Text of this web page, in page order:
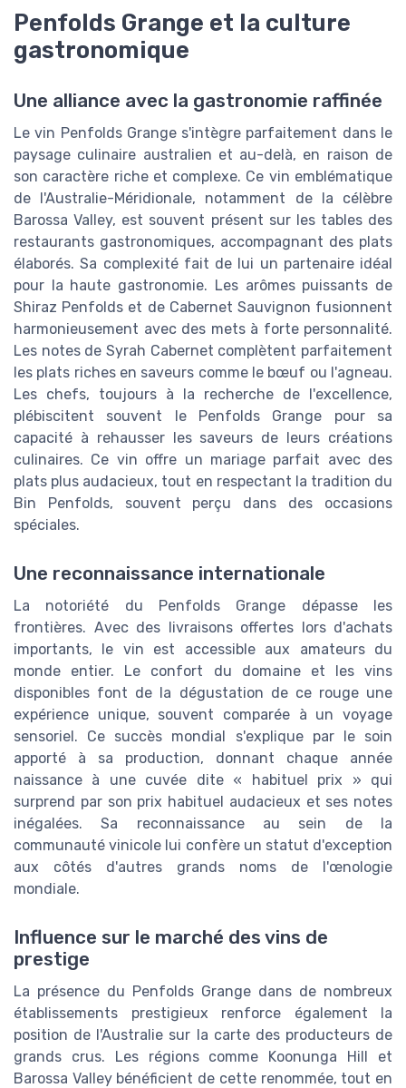
Penfolds Grange et la culture
gastronomique
Une alliance avec la gastronomie raffinée
Le vin Penfolds Grange s'intègre parfaitement dans le
paysage culinaire australien et au-delà, en raison de
son caractère riche et complexe. Ce vin emblématique
de l'Australie-Méridionale, notamment de la célèbre
Barossa Valley, est souvent présent sur les tables des
restaurants gastronomiques, accompagnant des plats
élaborés. Sa complexité fait de lui un partenaire idéal
pour la haute gastronomie. Les arômes puissants de
Shiraz Penfolds et de Cabernet Sauvignon fusionnent
harmonieusement avec des mets à forte personnalité.
Les notes de Syrah Cabernet complètent parfaitement
les plats riches en saveurs comme le bœuf ou l'agneau.
Les chefs, toujours à la recherche de l'excellence,
plébiscitent souvent le Penfolds Grange pour sa
capacité à rehausser les saveurs de leurs créations
culinaires. Ce vin offre un mariage parfait avec des
plats plus audacieux, tout en respectant la tradition du
Bin Penfolds, souvent perçu dans des occasions
spéciales.
Une reconnaissance internationale
La notoriété du Penfolds Grange dépasse les
frontières. Avec des livraisons offertes lors d'achats
importants, le vin est accessible aux amateurs du
monde entier. Le confort du domaine et les vins
disponibles font de la dégustation de ce rouge une
expérience unique, souvent comparée à un voyage
sensoriel. Ce succès mondial s'explique par le soin
apporté à sa production, donnant chaque année
naissance à une cuvée dite « habituel prix » qui
surprend par son prix habituel audacieux et ses notes
inégalées. Sa reconnaissance au sein de la
communauté vinicole lui confère un statut d'exception
aux côtés d'autres grands noms de l'œnologie
mondiale.
Influence sur le marché des vins de
prestige
La présence du Penfolds Grange dans de nombreux
établissements prestigieux renforce également la
position de l'Australie sur la carte des producteurs de
grands crus. Les régions comme Koonunga Hill et
Barossa Valley bénéficient de cette renommée, tout en